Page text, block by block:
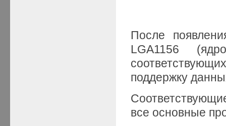
После
LGA1156
поддержку
все основные